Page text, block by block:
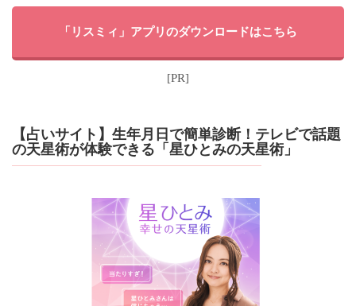
「リスミィ」アプリのダウンロードはこちら
[PR]
【占いサイト】生年月日で簡単診断！テレビで話題
の天星術が体験できる「星ひとみの天星術」